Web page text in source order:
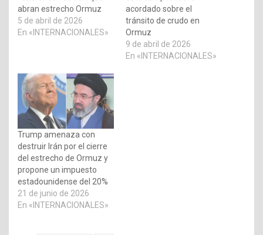
abran estrecho Ormuz
5 de abril de 2026
En «INTERNACIONALES»
acordado sobre el
tránsito de crudo en
Ormuz
9 de abril de 2026
En «INTERNACIONALES»
Trump amenaza con
destruir Irán por el cierre
del estrecho de Ormuz y
propone un impuesto
estadounidense del 20%
21 de junio de 2026
En «INTERNACIONALES»